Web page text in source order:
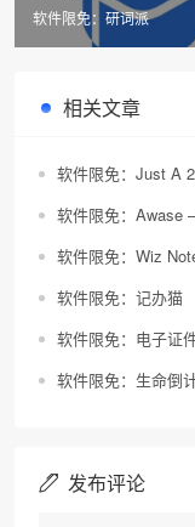
软件限免：研词派
相关文章
软件限免：Just A
软件限免：Awase
软件限免：Wiz
软件限免：记办猫
软件限免：电子证
软件限免：生命倒
发布评论